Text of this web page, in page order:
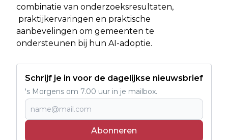
combinatie van onderzoeksresultaten,
praktijkervaringen en praktische
aanbevelingen om gemeenten te
ondersteunen bij hun AI-adoptie.
Schrijf je in voor de dagelijkse nieuwsbrief
's Morgens om 7.00 uur in je mailbox.
Abonneren